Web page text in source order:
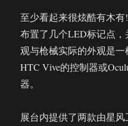
至少看起来很炫酷有木
布置了几个LED标记点
观与枪械实际的外观是
HTC Vive的控制器或
器。
展台内提供了两款由星